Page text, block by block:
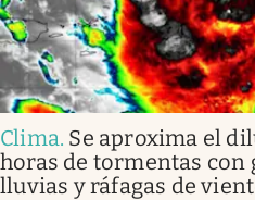
Clima. Se aproxima el
horas de tormentas con
lluvias y ráfagas de